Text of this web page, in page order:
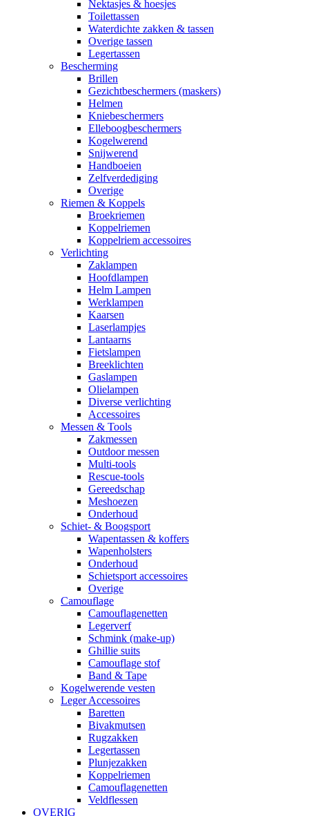
Nektasjes & hoesjes
Toilettassen
Waterdichte zakken & tassen
Overige tassen
Legertassen
Bescherming
Brillen
Gezichtbeschermers (maskers)
Helmen
Kniebeschermers
Elleboogbeschermers
Kogelwerend
Snijwerend
Handboeien
Zelfverdediging
Overige
Riemen & Koppels
Broekriemen
Koppelriemen
Koppelriem accessoires
Verlichting
Zaklampen
Hoofdlampen
Helm Lampen
Werklampen
Kaarsen
Laserlampjes
Lantaarns
Fietslampen
Breeklichten
Gaslampen
Olielampen
Diverse verlichting
Accessoires
Messen & Tools
Zakmessen
Outdoor messen
Multi-tools
Rescue-tools
Gereedschap
Meshoezen
Onderhoud
Schiet- & Boogsport
Wapentassen & koffers
Wapenholsters
Onderhoud
Schietsport accessoires
Overige
Camouflage
Camouflagenetten
Legerverf
Schmink (make-up)
Ghillie suits
Camouflage stof
Band & Tape
Kogelwerende vesten
Leger Accessoires
Baretten
Bivakmutsen
Rugzakken
Legertassen
Plunjezakken
Koppelriemen
Camouflagenetten
Veldflessen
OVERIG